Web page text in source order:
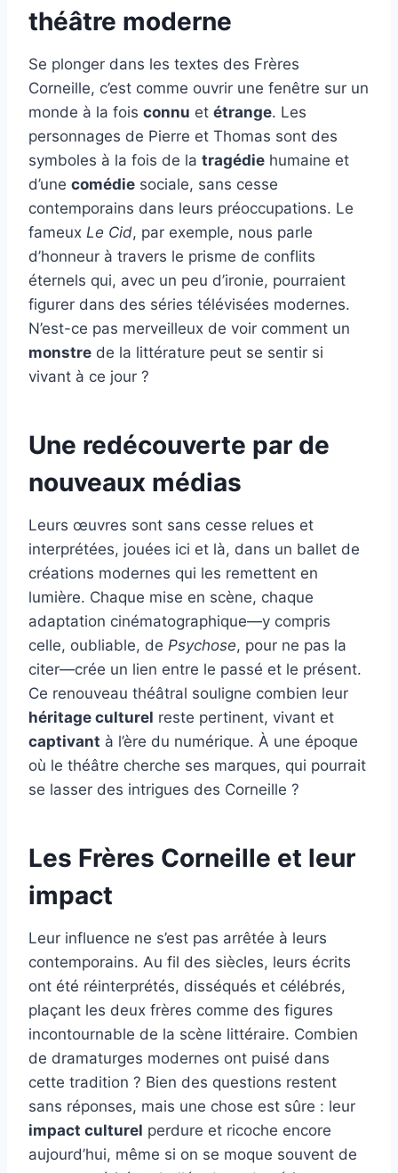
théâtre moderne
Se plonger dans les textes des Frères
Corneille, c’est comme ouvrir une fenêtre sur un
monde à la fois connu et étrange. Les
personnages de Pierre et Thomas sont des
symboles à la fois de la tragédie humaine et
d’une comédie sociale, sans cesse
contemporains dans leurs préoccupations. Le
fameux Le Cid, par exemple, nous parle
d’honneur à travers le prisme de conflits
éternels qui, avec un peu d’ironie, pourraient
figurer dans des séries télévisées modernes.
N’est-ce pas merveilleux de voir comment un
monstre de la littérature peut se sentir si
vivant à ce jour ?
Une redécouverte par de
nouveaux médias
Leurs œuvres sont sans cesse relues et
interprétées, jouées ici et là, dans un ballet de
créations modernes qui les remettent en
lumière. Chaque mise en scène, chaque
adaptation cinématographique—y compris
celle, oubliable, de Psychose, pour ne pas la
citer—crée un lien entre le passé et le présent.
Ce renouveau théâtral souligne combien leur
héritage culturel reste pertinent, vivant et
captivant à l’ère du numérique. À une époque
où le théâtre cherche ses marques, qui pourrait
se lasser des intrigues des Corneille ?
Les Frères Corneille et leur
impact
Leur influence ne s’est pas arrêtée à leurs
contemporains. Au fil des siècles, leurs écrits
ont été réinterprétés, disséqués et célébrés,
plaçant les deux frères comme des figures
incontournable de la scène littéraire. Combien
de dramaturges modernes ont puisé dans
cette tradition ? Bien des questions restent
sans réponses, mais une chose est sûre : leur
impact culturel perdure et ricoche encore
aujourd’hui, même si on se moque souvent de